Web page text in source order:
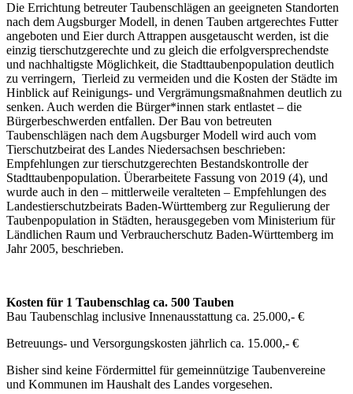
Die Errichtung betreuter Taubenschlägen an geeigneten Standorten
nach dem Augsburger Modell, in denen Tauben artgerechtes Futter
angeboten und Eier durch Attrappen ausgetauscht werden, ist die
einzig tierschutzgerechte und zu gleich die erfolgversprechendste
und nachhaltigste Möglichkeit, die Stadttaubenpopulation deutlich
zu verringern, Tierleid zu vermeiden und die Kosten der Städte im
Hinblick auf Reinigungs- und Vergrämungsmaßnahmen deutlich zu
senken. Auch werden die Bürger*innen stark entlastet – die
Bürgerbeschwerden entfallen. Der Bau von betreuten
Taubenschlägen nach dem Augsburger Modell wird auch vom
Tierschutzbeirat des Landes Niedersachsen beschrieben:
Empfehlungen zur tierschutzgerechten Bestandskontrolle der
Stadttaubenpopulation. Überarbeitete Fassung von 2019 (4), und
wurde auch in den – mittlerweile veralteten – Empfehlungen des
Landestierschutzbeirats Baden-Württemberg zur Regulierung der
Taubenpopulation in Städten, herausgegeben vom Ministerium für
Ländlichen Raum und Verbraucherschutz Baden-Württemberg im
Jahr 2005, beschrieben.
Kosten für 1 Taubenschlag ca. 500 Tauben
Bau Taubenschlag inclusive Innenausstattung ca. 25.000,- €
Betreuungs- und Versorgungskosten jährlich ca. 15.000,- €
Bisher sind keine Fördermittel für gemeinnützige Taubenvereine
und Kommunen im Haushalt des Landes vorgesehen.